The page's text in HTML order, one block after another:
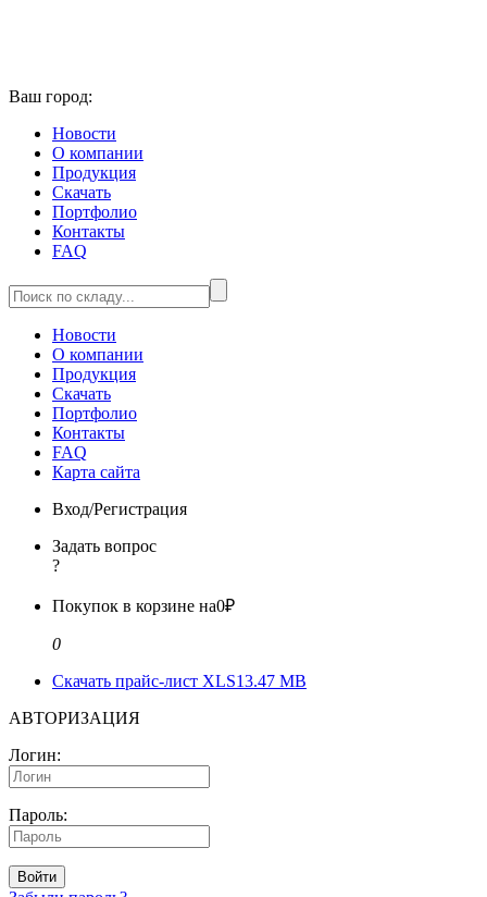
Ваш город:
Новости
О компании
Продукция
Скачать
Портфолио
Контакты
FAQ
Новости
О компании
Продукция
Скачать
Портфолио
Контакты
FAQ
Карта сайта
Вход/Регистрация
Задать вопрос
?
Покупок в корзине на0₽
0
Скачать прайс-лист XLS13.47 MB
АВТОРИЗАЦИЯ
Логин:
Пароль:
Войти